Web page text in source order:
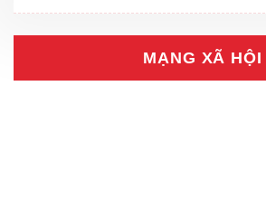
MẠNG XÃ HỘI